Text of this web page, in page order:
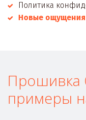
Политика
Новые ощущения
Прошивка
примеры